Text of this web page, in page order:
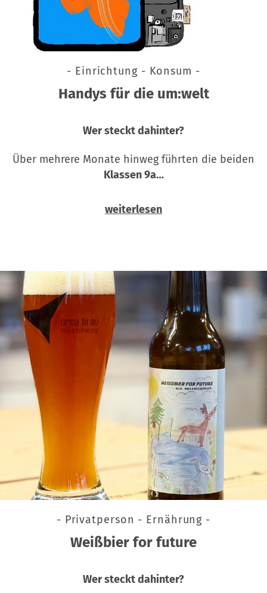
- Einrichtung - Konsum -
Handys für die um:welt
Wer steckt dahinter?
Über mehrere Monate hinweg führten die beiden
Klassen 9a…
weiterlesen
- Privatperson - Ernährung -
Weißbier for future
Wer steckt dahinter?